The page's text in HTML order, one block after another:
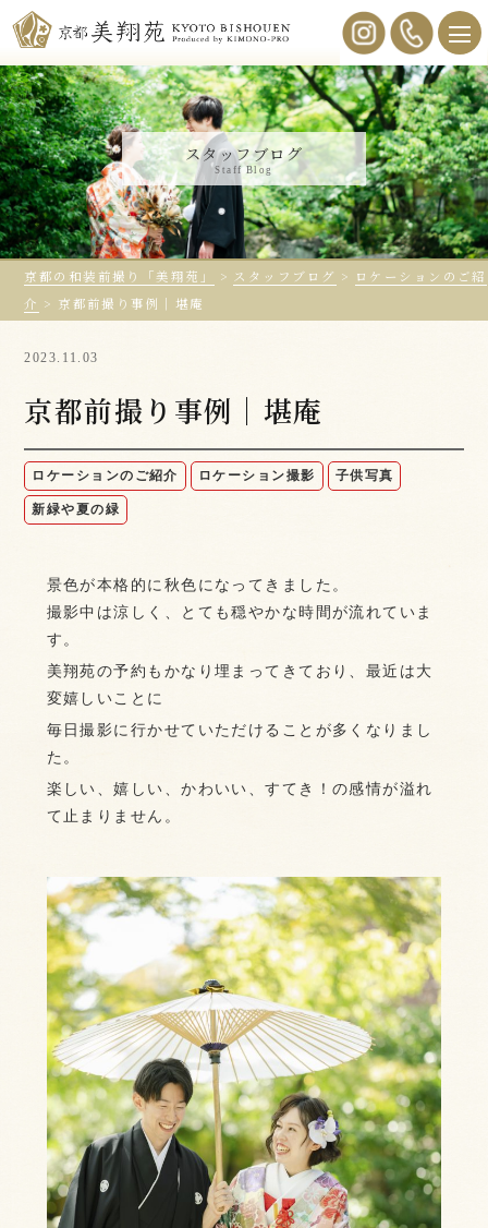
スタッフブログ
Staff Blog
京都の和装前撮り「美翔苑」 > スタッフブログ > ロケーションのご紹
介 > 京都前撮り事例｜堪庵
2023.11.03
京都前撮り事例｜堪庵
ロケーションのご紹介 ロケーション撮影 子供写真
新緑や夏の緑
景色が本格的に秋色になってきました。
撮影中は涼しく、とても穏やかな時間が流れていま
す。
美翔苑の予約もかなり埋まってきており、最近は大
変嬉しいことに
毎日撮影に行かせていただけることが多くなりまし
た。
楽しい、嬉しい、かわいい、すてき！の感情が溢れ
て止まりません。